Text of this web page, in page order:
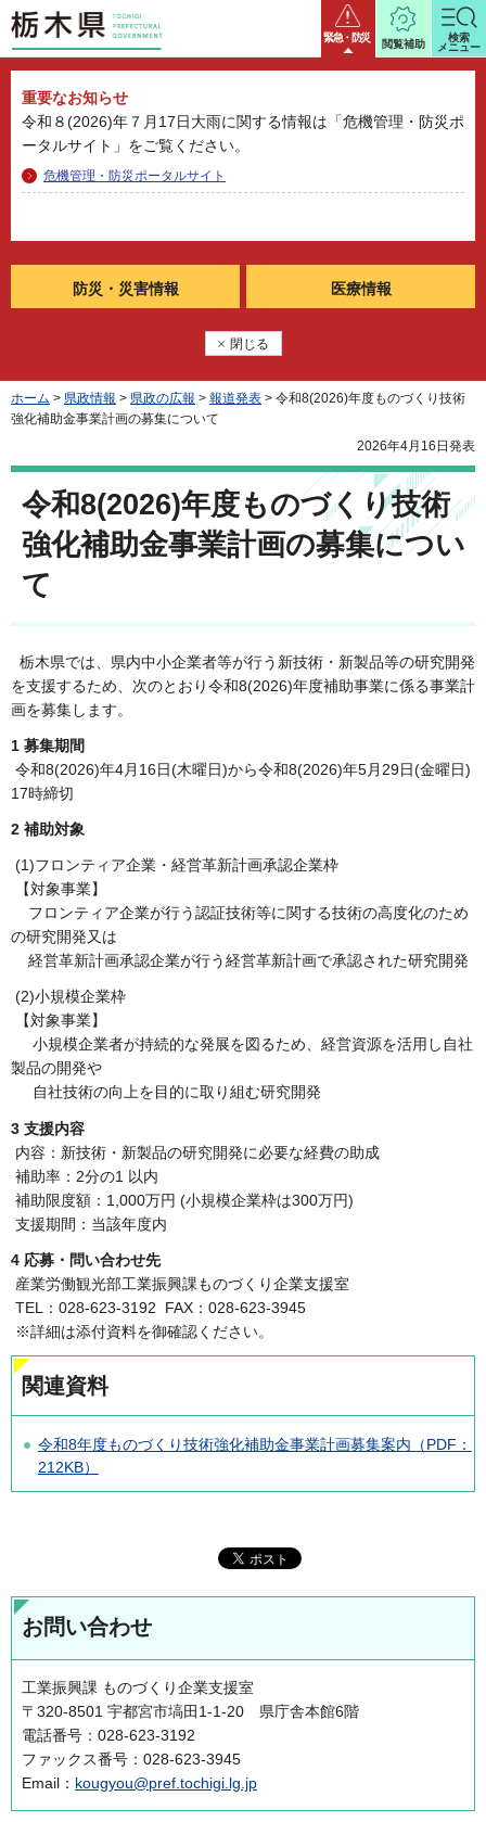
栃木県 緊急・防災
重要なお知らせ
令和８(2026)年７月17日大雨に関する情報は「危機管理・防災ポ
ータルサイト」をご覧ください。
危機管理・防災ポータルサイト
防災・ 災害情報 医療情報
閉じる
閲覧補助
検索
メニュー
ホーム > 県政情報 > 県政の広報 > 報道発表 > 令和8(2026)年度ものづくり技術
強化補助金事業計画の募集について
2026年4月16日発表
令和8(2026)年度ものづくり技術
強化補助金事業計画の募集につい
て
栃木県では、県内中小企業者等が行う新技術・新製品等の研究開発
を支援するため、次のとおり令和8(2026)年度補助事業に係る事業計
画を募集します。
1 募集期間
令和8(2026)年4月16日(木曜日)から令和8(2026)年5月29日(金曜日)
17時締切
2 補助対象
(1)フロンティア企業・経営革新計画承認企業枠
【対象事業】
フロンティア企業が行う認証技術等に関する技術の高度化のため
の研究開発又は
経営革新計画承認企業が行う経営革新計画で承認された研究開発
(2)小規模企業枠
【対象事業】
小規模企業者が持続的な発展を図るため、経営資源を活用し自社
製品の開発や
自社技術の向上を目的に取り組む研究開発
3 支援内容
内容：新技術・新製品の研究開発に必要な経費の助成
補助率：2分の1 以内
補助限度額：1,000万円 (小規模企業枠は300万円)
支援期間：当該年度内
4 応募・問い合わせ先
産業労働観光部工業振興課ものづくり企業支援室
TEL：028-623-3192 FAX：028-623-3945
※詳細は添付資料を御確認ください。
関連資料
令和8年度ものづくり技術強化補助金事業計画募集案内（PDF：
212KB）
お問い合わせ
工業振興課 ものづくり企業支援室
〒320-8501 宇都宮市塙田1-1-20 県庁舎本館6階
電話番号：028-623-3192
ファックス番号：028-623-3945
Email： kougyou@pref.tochigi.lg.jp